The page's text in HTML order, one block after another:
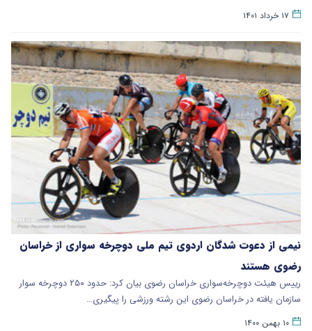
۱۷ خرداد ۱۴۰۱
نیمی از دعوت شدگان اردوی تیم ملی دوچرخه سواری از خراسان
رضوی هستند
رییس هیئت دوچرخه‌سواری خراسان رضوی بیان کرد: حدود ۲۵۰ دوچرخه سوار
سازمان یافته در خراسان رضوی این رشته ورزشی را پیگیری…
۱۰ بهمن ۱۴۰۰